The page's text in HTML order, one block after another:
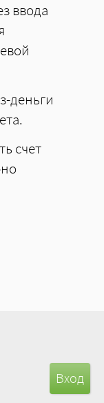
ввода
деньги
счет